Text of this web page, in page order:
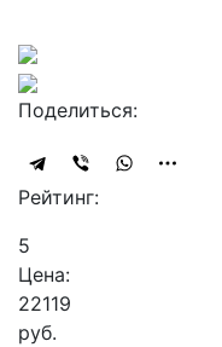
Поделиться:
Рейтинг:
5
Цена:
22119
руб.